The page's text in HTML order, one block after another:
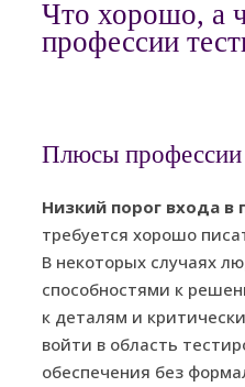
Что хорошо, а
профессии
Плюсы профессии
Низкий порог входа в
требуется хорошо
В некоторых случаях
способностями к
к деталям и
войти в область
обеспечения без